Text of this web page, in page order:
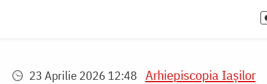
23 Aprilie 2026 12:48 Arhiepiscopia Iaşilor